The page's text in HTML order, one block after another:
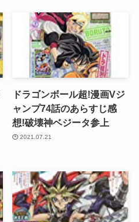
ドラゴンボール超!漫画Vジ
ャンプ74話のあらすじ感
想!破壊神ベジータ参上
2021.07.21